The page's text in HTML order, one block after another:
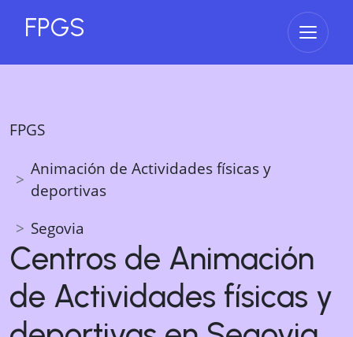
FPGS Abrir
FPGS
Animación de Actividades físicas y
deportivas
Segovia
Centros de Animación
de Actividades físicas y